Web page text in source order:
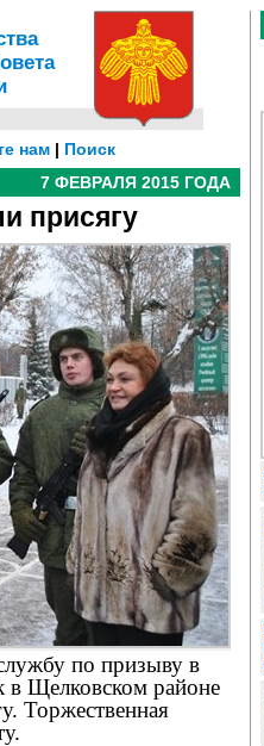
нам| Поиск
7 ФЕВРАЛЯ 2015 ГОДА
присягу
по призыву в
в Щелковском районе
Торжественная